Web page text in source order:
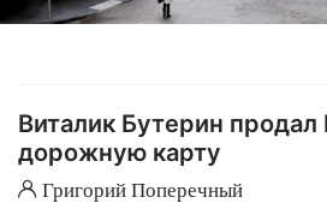
Виталик Бутерин продал
дорожную карту
Григорий Поперечный